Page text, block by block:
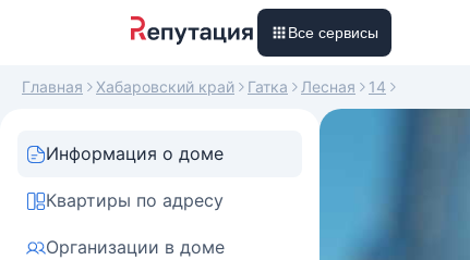
Все сервисы
Главная Хабаровский край Гатка Лесная 14
Информация о доме
Квартиры по адресу
Организации в доме